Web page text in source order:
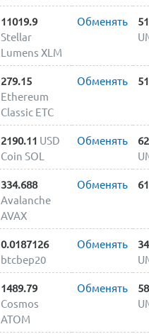
11019.9
Stellar
Lumens XLM
Обменять
279.15
Ethereum
Classic ETC
Обменять
2190.11 USD
Coin SOL
Обменять
334.688
Avalanche
AVAX
Обменять
0.0187126
btcbep20
Обменять
1489.79
Cosmos
ATOM
Обменять